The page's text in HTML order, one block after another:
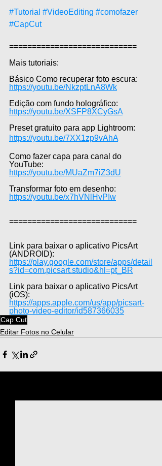
#Tutorial #VideoEditing #comofazer
#CapCut
============================
Mais tutoriais:
Básico Como recuperar foto escura:
https://youtu.be/NkzptLnA8Wk
Edição com fundo holográfico:
https://youtu.be/XSFP8XCyGsA
Preset gratuito para app Lightroom:
https://youtu.be/7XX1zp9vAhA
Como fazer capa para canal do
YouTube:
https://youtu.be/MUaZm7iZ3dU
Transformar foto em desenho:
https://youtu.be/x7hVNlHvPIw
============================
Link para baixar o aplicativo PicsArt
(ANDROID):
https://play.google.com/store/apps/detail
s?id=com.picsart.studio&hl=pt_BR
Link para baixar o aplicativo PicsArt
(iOS):
https://apps.apple.com/us/app/picsart-
photo-video-editor/id587366035
Cap Cut
Editar Fotos no Celular